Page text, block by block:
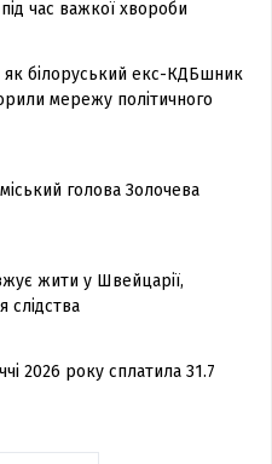
час важкої хвороби
як білоруський екс-КДБшник
мережу політичного
голова Золочева
жити у Швейцарії,
2026 року сплатила 31.7